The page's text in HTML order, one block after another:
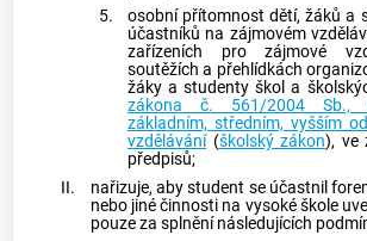
5.
osobní přítomnost dětí, žáků a
účastníků na zájmovém
zařízeních pro zájmové
soutěžích a přehlídkách
žáky a studenty škol a
zákona č. 561/2004 Sb.,
základním, středním, vyšším
vzdělávání(školský zákon), ve
předpisů;
II.
nařizuje, aby student se účastnil
nebo jiné činnosti na vysoké škole
pouze za splnění následujících